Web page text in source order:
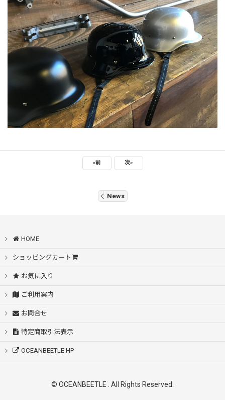
«前 次»
News
HOME
ショッピングカート
お気に入り
ご利用案内
お問合せ
特定商取引法表示
OCEANBEETLE HP
© OCEANBEETLE . All Rights Reserved.